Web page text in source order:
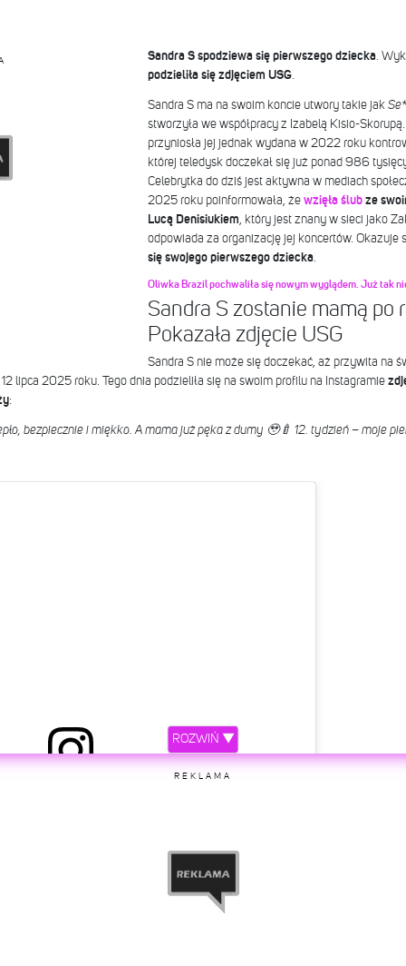
Sandra S spodziewa się pierwszego dziecka.
podzieliła się zdjęciem USG.
Sandra S ma na swoim koncie utwory takie jak
stworzyła we współpracy z Izabelą Kisio-
przyniosła jej jednak wydana w 2022 roku
której teledysk doczekał się już ponad 986
Celebrytka do dziś jest aktywna w mediach
2025 roku poinformowała, że wzięła ślub ze
Lucą Denisiukiem, który jest znany w sieci jako
odpowiada za organizację jej koncertów. Okazuje
się swojego pierwszego dziecka.
Oliwka Brazil pochwaliła się nowym wyglądem. Już tak
Sandra S zostanie mamą po
Pokazała zdjęcie USG
Sandra S nie może się doczekać, aż przywita na
lipca 2025 roku. Tego dnia podzieliła się na swoim profilu na Instagramie
:
bezpiecznie i miękko. A mama już pęka z dumy 🥹🍼 12. tydzień – moje
ROZWIŃ ▼
REKLAMA